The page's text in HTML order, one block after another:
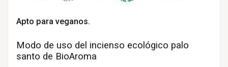
Apto para veganos.
Modo de uso del incienso ecológico palo
santo de BioAroma